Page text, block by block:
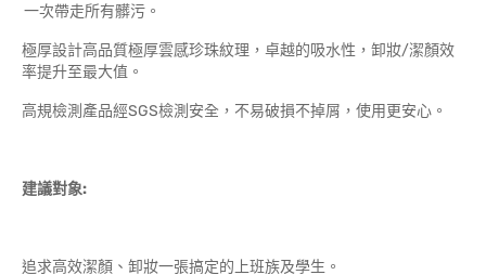
一次帶走所有髒污。
極厚設計高品質極厚雲感珍珠紋理，卓越的吸水性，卸妝/潔顏效
率提升至最大值。
高規檢測產品經SGS檢測安全，不易破損不掉屑，使用更安心。
建議對象:
追求高效潔顏、卸妝一張搞定的上班族及學生。